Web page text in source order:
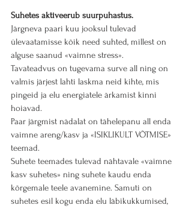
Suhetes aktiveerub suurpuhastus.
Järgneva paari kuu jooksul tulevad
ülevaatamisse kõik need suhted, millest on
alguse saanud «vaimne stress».
Tavateadvus on tugevama surve all ning on
valmis järjest lahti laskma neid kihte, mis
pingeid ja elu energiatele ärkamist kinni
hoiavad.
Paar järgmist nädalat on tähelepanu all enda
vaimne areng/kasv ja «ISIKLIKULT VÕTMISE»
teemad.
Suhete teemades tulevad nähtavale «vaimne
kasv suhetes» ning suhete kaudu enda
kõrgemale teele avanemine. Samuti on
suhetes esil kogu enda elu läbikukkumised,